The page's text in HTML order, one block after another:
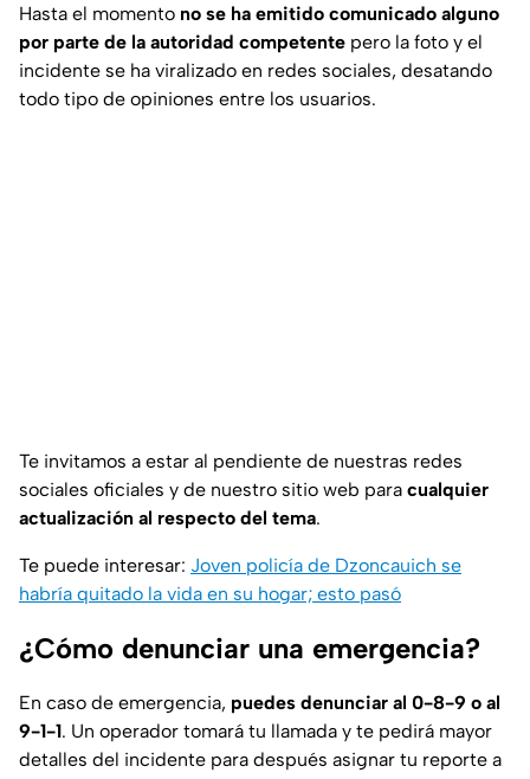
Hasta el momento no se ha emitido comunicado alguno
por parte de la autoridad competente pero la foto y el
incidente se ha viralizado en redes sociales, desatando
todo tipo de opiniones entre los usuarios.
Te invitamos a estar al pendiente de nuestras redes
sociales oficiales y de nuestro sitio web para cualquier
actualización al respecto del tema.
Te puede interesar: Joven policía de Dzoncauich se
habría quitado la vida en su hogar; esto pasó
¿Cómo denunciar una emergencia?
En caso de emergencia, puedes denunciar al 0-8-9 o al
9-1-1. Un operador tomará tu llamada y te pedirá mayor
detalles del incidente para después asignar tu reporte a